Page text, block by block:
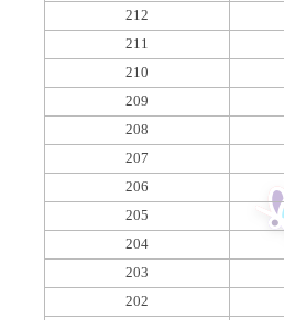
212
211
210
209
208
207
206
205
204
203
202